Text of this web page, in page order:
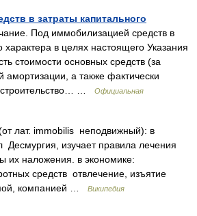
в затраты капитального
Под иммобилизацией средств в
характера в целях настоящего Указания
стоимости основных средств (за
амортизации, а также фактически
строительство… …
Официальная
лат. immobilis неподвижный): в
Десмургия, изучает правила лечения
их наложения. в экономике:
средств отвлечение, изъятие
компанией …
Википедия